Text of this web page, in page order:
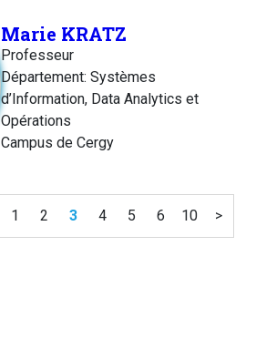
Marie KRATZ
Professeur
Département: Systèmes
d’Information, Data Analytics et
Opérations
Campus de Cergy
1 2 3 4 5 6 10 >